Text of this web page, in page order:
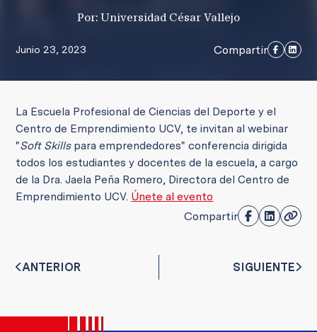
Por: Universidad César Vallejo
Junio 23, 2023 Compartir
La Escuela Profesional de Ciencias del Deporte y el
Centro de Emprendimiento UCV, te invitan al webinar
"Soft Skillspara emprendedores" conferencia dirigida
todos los estudiantes y docentes de la escuela, a cargo
de la Dra. Jaela Peña Romero, Directora del Centro de
Emprendimiento UCV. Únete al evento
Compartir
ANTERIOR SIGUIENTE